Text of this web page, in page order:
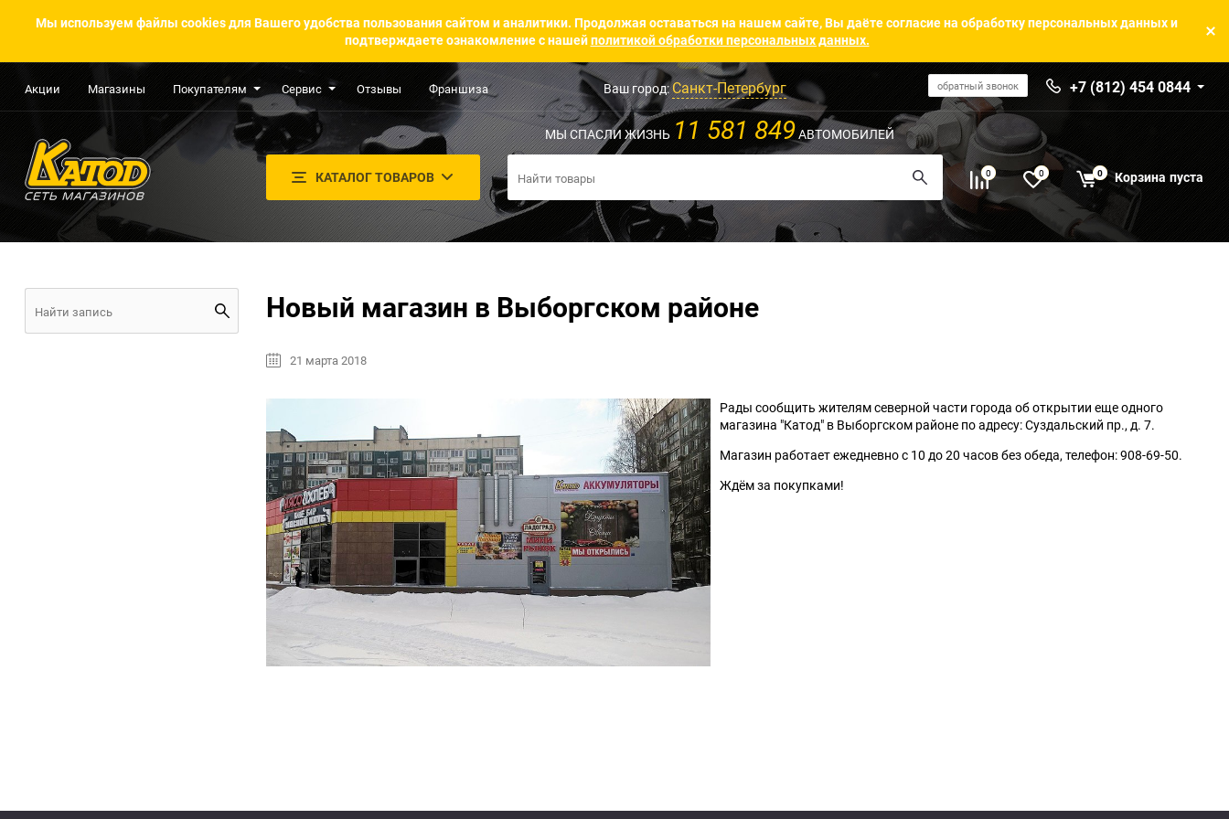
Мы используем файлы cookies для Вашего удобства пользования сайтом и аналитики. Продолжая оставаться на нашем сайте, Вы даёте согласие на обработку персональных данных и
подтверждаете ознакомление с нашейполитикой обработки персональных данных.
Акции Магазины Покупателям Сервис Отзывы Франшиза Ваш город:Санкт-Петербург обратный звонок +7 (812) 454 0844
КАТАЛОГ ТОВАРОВ
МЫ СПАСЛИ ЖИЗНЬ 11 581 849АВТОМОБИЛЕЙ
0 0 0 Корзина пуста
Новый магазин в Выборгском районе
21 марта 2018
Рады сообщить жителям северной части города об открытии еще одного
магазина "Катод" в Выборгском районе по адресу: Суздальский пр., д. 7.
Магазин работает ежедневно с 10 до 20 часов без обеда, телефон: 908-69-50.
Ждём за покупками!